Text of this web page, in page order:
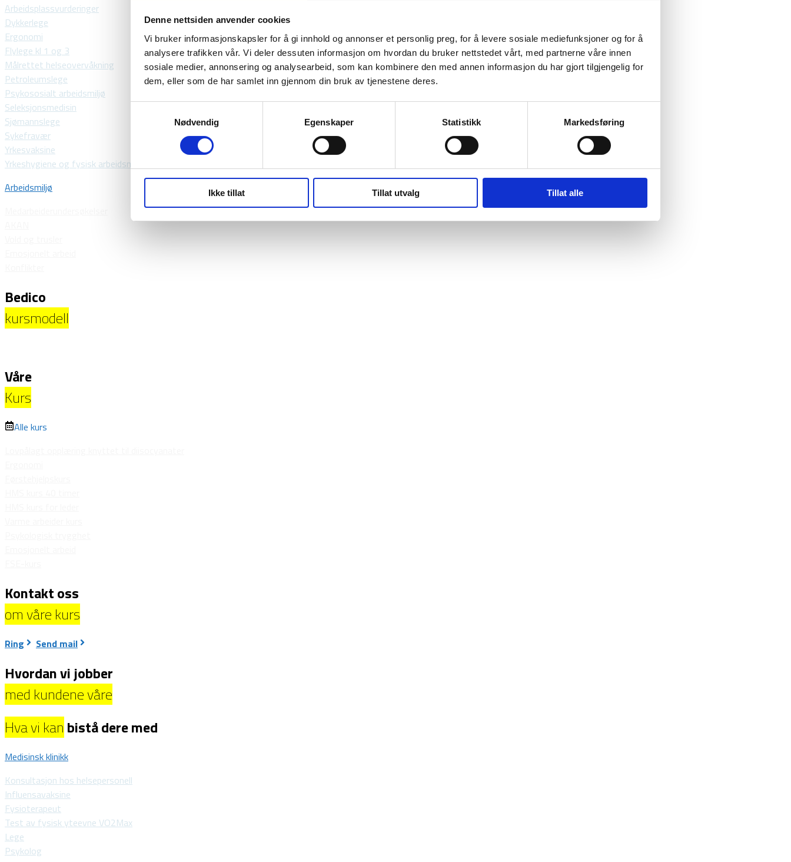
Denne nettsiden anvender cookies
Vi bruker informasjonskapsler for å gi innhold og annonser et personlig preg, for å levere sosiale mediefunksjoner og for å
analysere trafikken vår. Vi deler dessuten informasjon om hvordan du bruker nettstedet vårt, med partnerne våre innen
sosiale medier, annonsering og analysearbeid, som kan kombinere den med annen informasjon du har gjort tilgjengelig for
dem, eller som de har samlet inn gjennom din bruk av tjenestene deres.
Nødvendig
Egenskaper Statistikk Markedsføring
Ikke tillat Tillat utvalg Tillat alle
Arbeidsplassvurderinger
Dykkerlege
Ergonomi
Flylege kl 1 og 3
Målrettet helseovervåkning
Petroleumslege
Psykososialt arbeidsmiljø
Seleksjonsmedisin
Sjømannslege
Sykefravær
Yrkesvaksine
Yrkeshygiene og fysisk arbeidsmiljø
Arbeidsmiljø
Bedico
kursmodell
Våre
Kurs
Alle kurs
Kontakt oss
om våre kurs
Ring Send mail
Hvordan vi jobber
med kundene våre
Hva vi kan bistå dere med
Medisinsk klinikk
Konsultasjon hos helsepersonell
Influensavaksine
Fysioterapeut
Test av fysisk yteevne VO2Max
Lege
Psykolog